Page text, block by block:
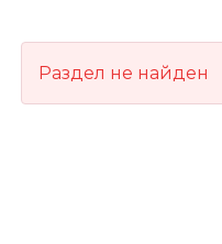
Раздел не найден